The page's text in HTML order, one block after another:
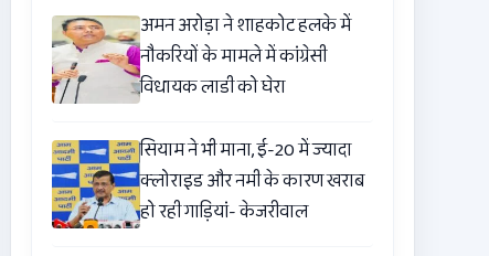
अमन अरोड़ा ने शाहकोट हलके में
नौकरियों के मामले में कांग्रेसी
विधायक लाडी को घेरा
सियाम ने भी माना, ई-20 में ज्यादा
क्लोराइड और नमी के कारण खराब
हो रही गाड़ियां- केजरीवाल